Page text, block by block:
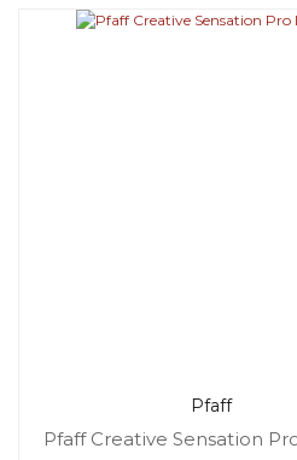
Pfaff
Pfaff Creative Sensation